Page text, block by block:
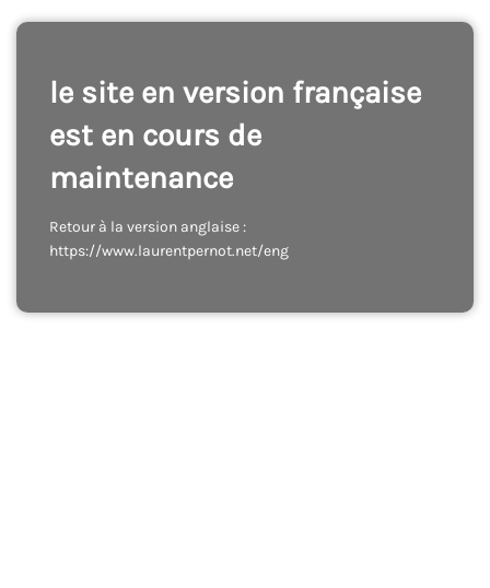
le site en version française
est en cours de
maintenance
Retour à la version anglaise :
https://www.laurentpernot.net/eng